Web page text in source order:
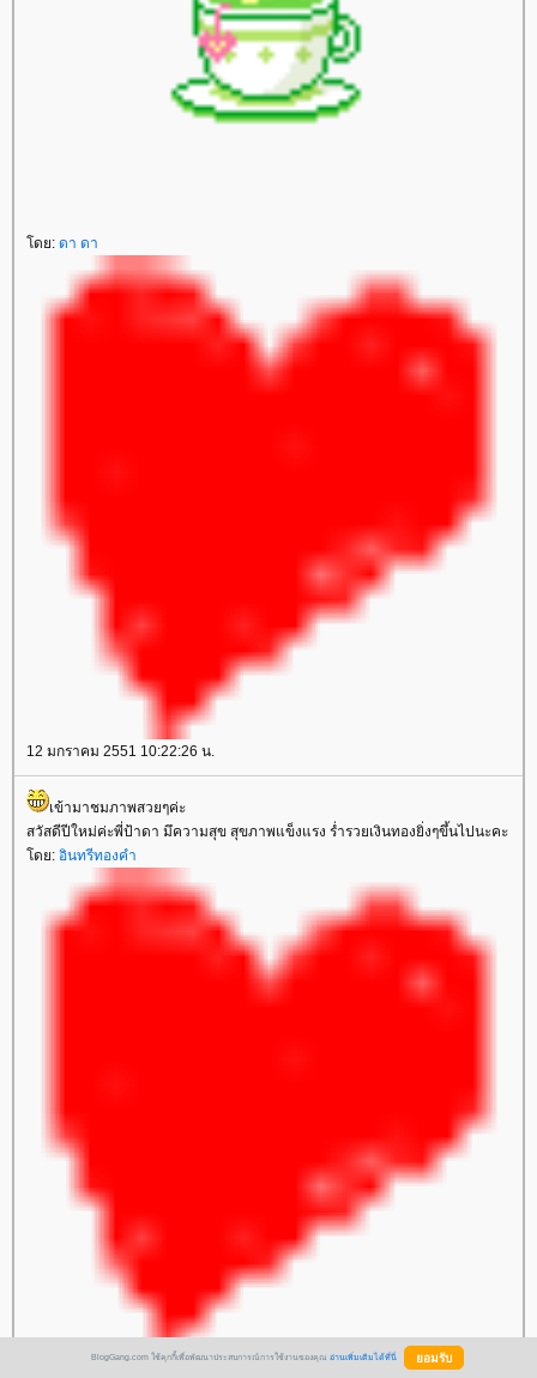
ดย: ดา ดา
12 มกราคม 2551 10:22:26 น.
เข้ามาชมภาพสวยๆค่ะ
สวัสดีปีใหม่ค่ะพี่ป้าดา มึความสุข สุขภาพแข็งแรง ร่ำรวยเงินทองยิ่งๆขึ้นไปนะคะ
ดย: อินทรีทองคำ
12 มกราคม 2551 10:42:05 น.
BlogGang.com ใช้คุกกี้เพื่อพัฒนาประสบการณ์การใช้งานของคุณ อ่านเพิ่มเติมได้ที่นี่